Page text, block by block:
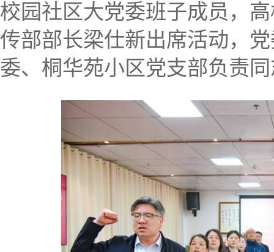
校园社区大党委班子成员，
传部部长梁仕新出席活动，
委、桐华苑小区党支部负责